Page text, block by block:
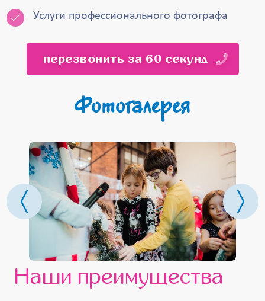
Услуги профессионального фотографа
перезвонить за 60 секунд
Фотогалерея
Наши преимущества